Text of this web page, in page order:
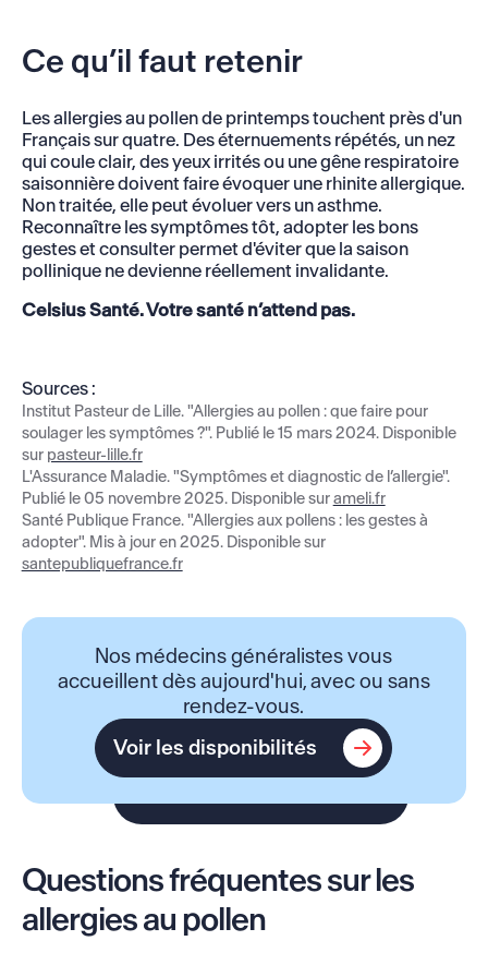
Ce qu’il faut retenir
Les allergies au pollen de printemps touchent près d'un
Français sur quatre. Des éternuements répétés, un nez
qui coule clair, des yeux irrités ou une gêne respiratoire
saisonnière doivent faire évoquer une rhinite allergique.
Non traitée, elle peut évoluer vers un asthme.
Reconnaître les symptômes tôt, adopter les bons
gestes et consulter permet d'éviter que la saison
pollinique ne devienne réellement invalidante.
Celsius Santé. Votre santé n’attend pas.
Sources :
Institut Pasteur de Lille. "Allergies au pollen : que faire pour
soulager les symptômes ?". Publié le 15 mars 2024. Disponible
sur pasteur-lille.fr
L'Assurance Maladie. "Symptômes et diagnostic de l’allergie".
Publié le 05 novembre 2025. Disponible surameli.fr
Santé Publique France. "Allergies aux pollens : les gestes à
adopter". Mis à jour en 2025. Disponible sur
santepubliquefrance.fr
Nos médecins généralistes vous
accueillent dès aujourd'hui, avec ou sans
rendez-vous.
Voir les disponibilités
Voir les disponibilités
Questions fréquentes sur les
allergies au pollen